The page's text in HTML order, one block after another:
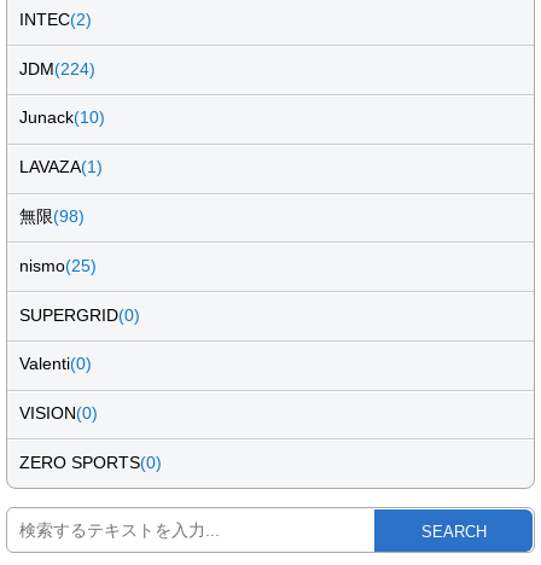
INTEC(2)
JDM(224)
Junack(10)
LAVAZA(1)
無限(98)
nismo(25)
SUPERGRID(0)
Valenti(0)
VISION(0)
ZERO SPORTS(0)
SEARCH